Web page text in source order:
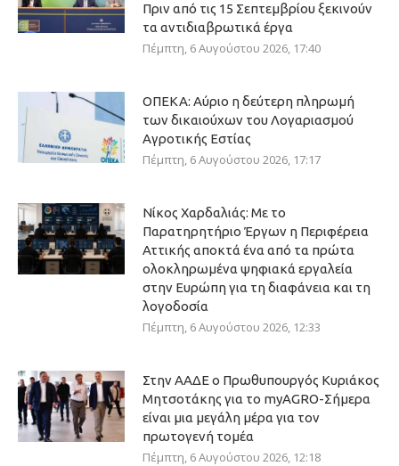
Πριν από τις 15 Σεπτεμβρίου ξεκινούν
τα αντιδιαβρωτικά έργα
Πέμπτη, 6 Αυγούστου 2026, 17:40
ΟΠΕΚΑ: Αύριο η δεύτερη πληρωμή
των δικαιούχων του Λογαριασμού
Αγροτικής Εστίας
Πέμπτη, 6 Αυγούστου 2026, 17:17
Νίκος Χαρδαλιάς: Με το
Παρατηρητήριο Έργων η Περιφέρεια
Αττικής αποκτά ένα από τα πρώτα
ολοκληρωμένα ψηφιακά εργαλεία
στην Ευρώπη για τη διαφάνεια και τη
λογοδοσία
Πέμπτη, 6 Αυγούστου 2026, 12:33
Στην ΑΑΔΕ ο Πρωθυπουργός Κυριάκος
Μητσοτάκης για το myAGRO-Σήμερα
είναι μια μεγάλη μέρα για τον
πρωτογενή τομέα
Πέμπτη, 6 Αυγούστου 2026, 12:18